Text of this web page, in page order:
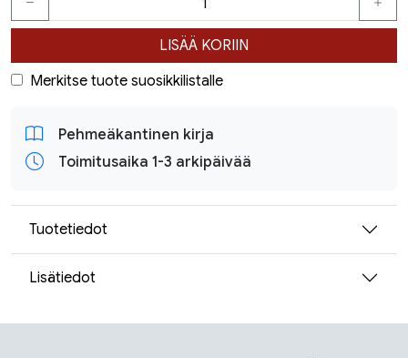
LISÄÄ KORIIN
Merkitse tuote suosikkilistalle
Pehmeäkantinen kirja
Toimitusaika 1-3 arkipäivää
Tuotetiedot
Lisätiedot